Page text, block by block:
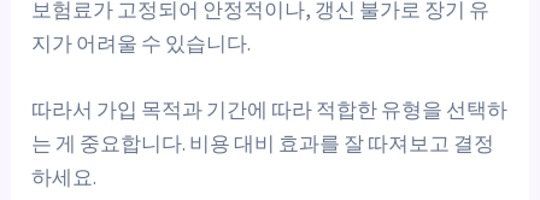
보험료가 고정되어 안정적이나, 갱신 불가로 장기 유
지가 어려울 수 있습니다.
따라서 가입 목적과 기간에 따라 적합한 유형을 선택하
는 게 중요합니다. 비용 대비 효과를 잘 따져보고 결정
하세요.